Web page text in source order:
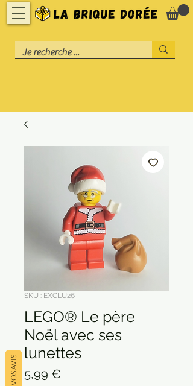
SKU : EXCLU26
LEGO® Le père
Noël avec ses
lunettes
5,99 €
VOS AVIS